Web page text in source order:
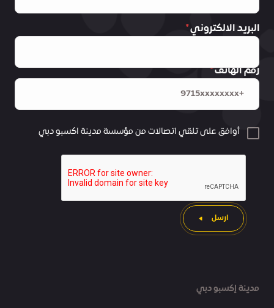
مدينة إكسبو دبي
البريد الالكتروني
رقم الهاتف
أوافق على تلقي اتصالات من مؤسسة مدينة اكسبو دبي
ارسل